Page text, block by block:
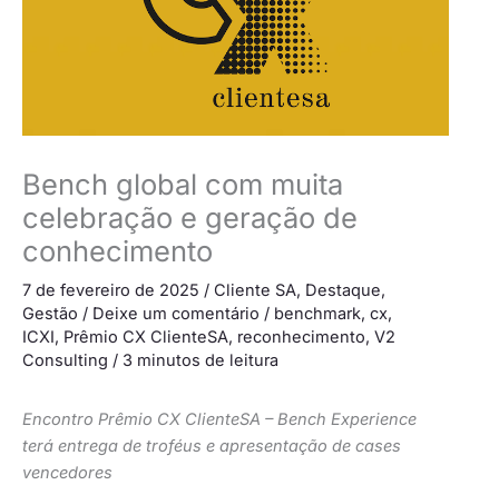
Bench global com muita
celebração e geração de
conhecimento
7 de fevereiro de 2025 / Cliente SA, Destaque,
Gestão / Deixe um comentário / benchmark, cx,
ICXI, Prêmio CX ClienteSA, reconhecimento, V2
Consulting / 3 minutos de leitura
Encontro Prêmio CX ClienteSA – Bench Experience
terá entrega de troféus e apresentação de cases
vencedores